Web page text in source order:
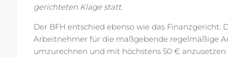
gerichteten Klage statt.
Der BFH entschied ebenso wie das
Arbeitnehmer für die maßgebende regelmäßige
umzurechnen und mit höchstens 50 € anzusetzen